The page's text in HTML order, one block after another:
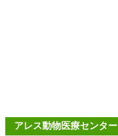
アレス動物医療センター